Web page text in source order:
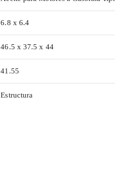
6.8 x 6.4
46.5 x 37.5 x 44
41.55
Estructura